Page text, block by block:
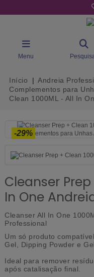
Menu
Início Andreia
Complementos para
Clean 1000ML - All In
-29%
Cleanser
In One
Cleanser All In One
Professional
Um só produto
Gel
Dipping Powder e
Ideal para remover
após catalisação final.